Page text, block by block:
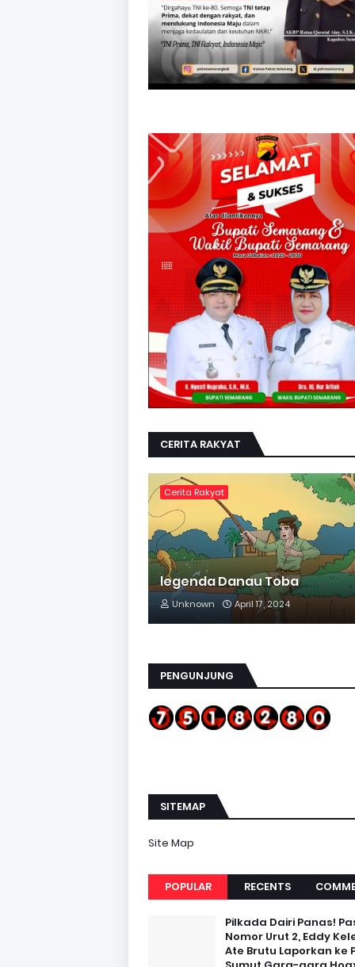
CERITA RAKYAT
Cerita Rakyat
legenda Danau Toba
Unknown April 17, 2024
PENGUNJUNG
SITEMAP
Site Map
POPULAR RECENTS
Pilkada Dairi Panas!
Nomor Urut 2, Eddy
Ate Brutu Laporkan ke